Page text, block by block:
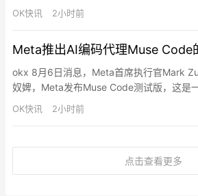
Discovery Loop的AI初创公司，专注于自动
同行的还有三位谷歌资深科学家Oriol
Alpha…
OK快讯 2小时前
Meta推出AI编码代理Muse Code
okx 8月6日消息，Meta首席执行官Mark
奴婢，Meta发布Muse Code测试版，这是
处理大型代码库中的完整软件工程任务，包
和验证结果。Muse Code由编码模型Muse
功能记录每个模…
OK快讯 2小时前
点击查看更多